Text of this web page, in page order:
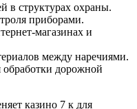
в структурах охраны.
приборами.
магазинах и
между наречиями.
дорожной
казино 7 к для